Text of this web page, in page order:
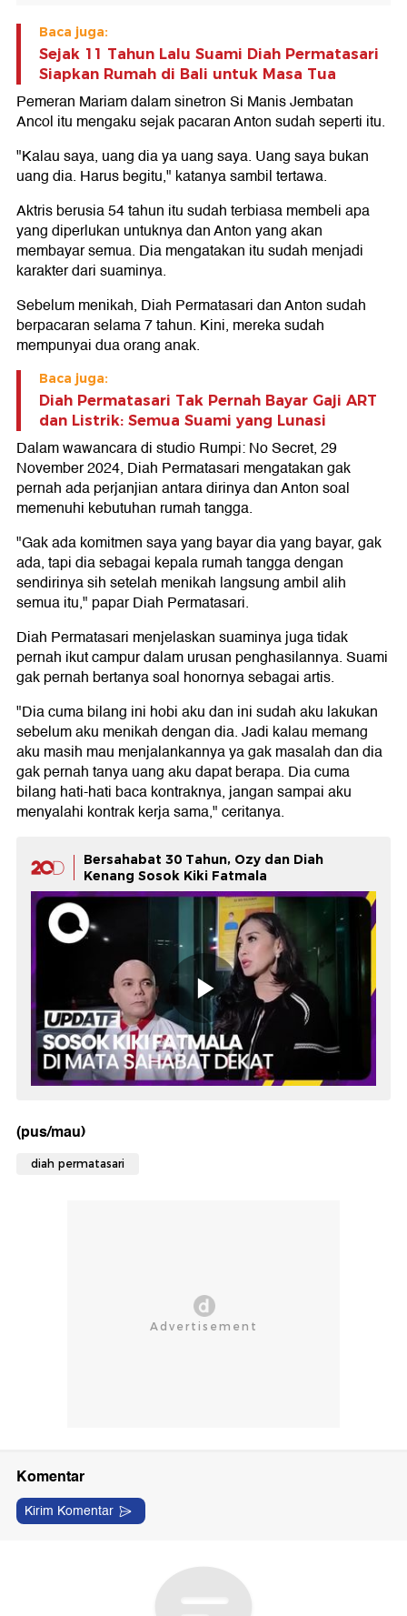
Baca juga:
Sejak 11 Tahun Lalu Suami Diah Permatasari
Siapkan Rumah di Bali untuk Masa Tua
Pemeran Mariam dalam sinetron Si Manis Jembatan
Ancol itu mengaku sejak pacaran Anton sudah seperti itu.
"Kalau saya, uang dia ya uang saya. Uang saya bukan
uang dia. Harus begitu," katanya sambil tertawa.
Aktris berusia 54 tahun itu sudah terbiasa membeli apa
yang diperlukan untuknya dan Anton yang akan
membayar semua. Dia mengatakan itu sudah menjadi
karakter dari suaminya.
Sebelum menikah, Diah Permatasari dan Anton sudah
berpacaran selama 7 tahun. Kini, mereka sudah
mempunyai dua orang anak.
Baca juga:
Diah Permatasari Tak Pernah Bayar Gaji ART
dan Listrik: Semua Suami yang Lunasi
Dalam wawancara di studio Rumpi: No Secret, 29
November 2024, Diah Permatasari mengatakan gak
pernah ada perjanjian antara dirinya dan Anton soal
memenuhi kebutuhan rumah tangga.
"Gak ada komitmen saya yang bayar dia yang bayar, gak
ada, tapi dia sebagai kepala rumah tangga dengan
sendirinya sih setelah menikah langsung ambil alih
semua itu," papar Diah Permatasari.
Diah Permatasari menjelaskan suaminya juga tidak
pernah ikut campur dalam urusan penghasilannya. Suami
gak pernah bertanya soal honornya sebagai artis.
"Dia cuma bilang ini hobi aku dan ini sudah aku lakukan
sebelum aku menikah dengan dia. Jadi kalau memang
aku masih mau menjalankannya ya gak masalah dan dia
gak pernah tanya uang aku dapat berapa. Dia cuma
bilang hati-hati baca kontraknya, jangan sampai aku
menyalahi kontrak kerja sama," ceritanya.
Bersahabat 30 Tahun, Ozy dan Diah
Kenang Sosok Kiki Fatmala
(pus/mau)
diah permatasari